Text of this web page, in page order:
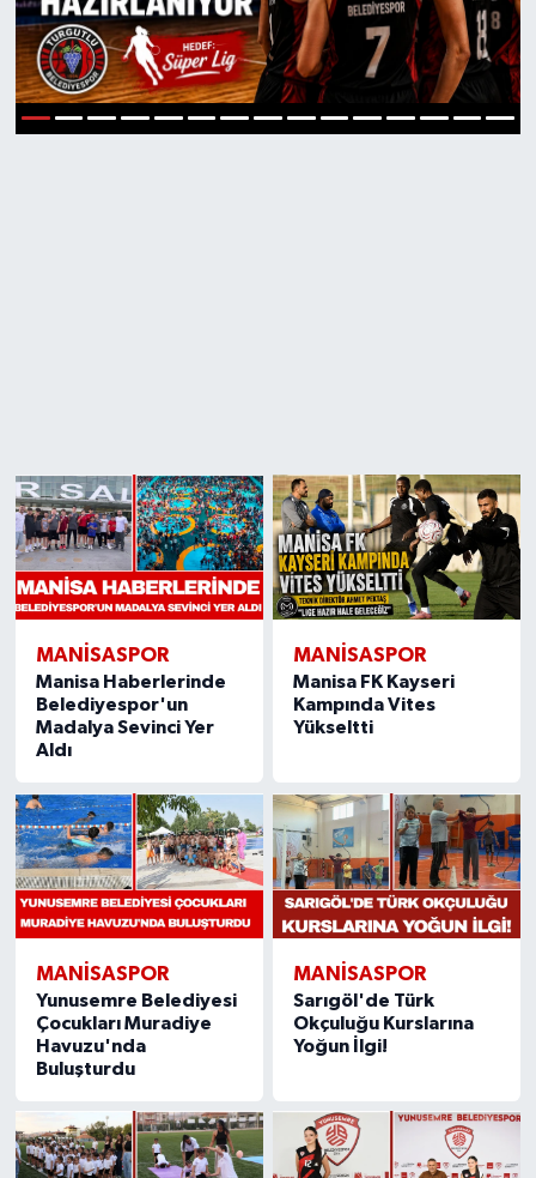
MANISASPOR
Manisa Haberlerinde
Belediyespor'un
Madalya Sevinci Yer
Aldı
MANISASPOR
Manisa FK Kayseri
Kampında Vites
Yükseltti
MANISASPOR
Yunusemre Belediyesi
Çocukları Muradiye
Havuzu'nda
Buluşturdu
MANISASPOR
Sarıgöl'de Türk
Okçuluğu Kurslarına
Yoğun İlgi!
Manisaspor
Sağlık